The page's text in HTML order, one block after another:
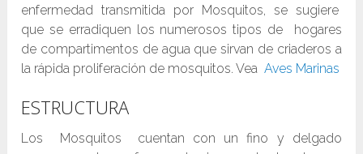
enfermedad transmitida por Mosquitos, se sugiere
que se erradiquen los numerosos tipos de hogares
de compartimentos de agua que sirvan de criaderos a
la rápida proliferación de mosquitos. VeaAves Marinas
ESTRUCTURA
Los Mosquitos cuentan con un fino y delgado